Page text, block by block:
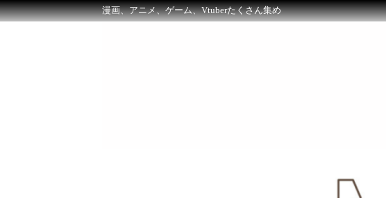
漫画、アニメ、ゲーム、Vtuberたくさん集め